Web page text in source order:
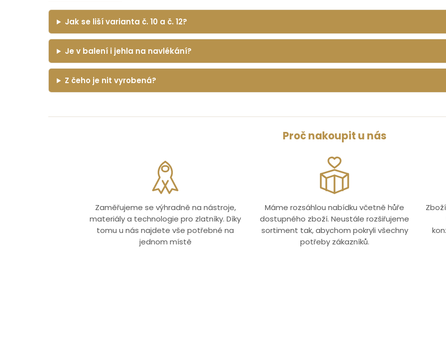
Jak se liší varianta č. 10 a č. 12?
Je v balení i jehla na navlékání?
Z čeho je nit vyrobená?
Proč nakoupit u nás
Zaměřujeme se výhradně na nástroje,
materiály a technologie pro zlatníky. Díky
tomu u nás najdete vše potřebné na
jednom místě
Máme rozsáhlou nabídku včetně hůře
dostupného zboží. Neustále rozšiřujeme
sortiment tak, abychom pokryli všechny
potřeby zákazníků.